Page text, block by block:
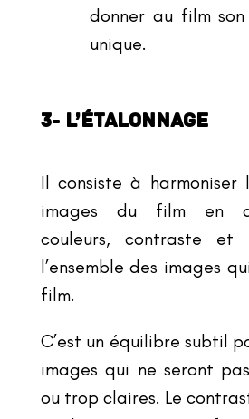
donner au film
unique.
3- L’ÉTALONNAGE
Il consiste à harmoniser l
images du film en
couleurs, contraste et
l’ensemble des images
film.
C’est un équilibre subtil
images qui ne seront
ou trop claires. Le